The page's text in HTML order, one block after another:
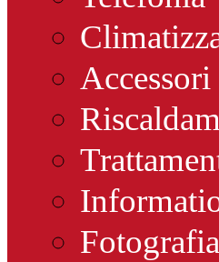
Accessori
Fotografia